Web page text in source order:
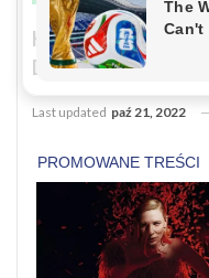
Kawał:
Do Lekarza
Last updated paź 21, 2022